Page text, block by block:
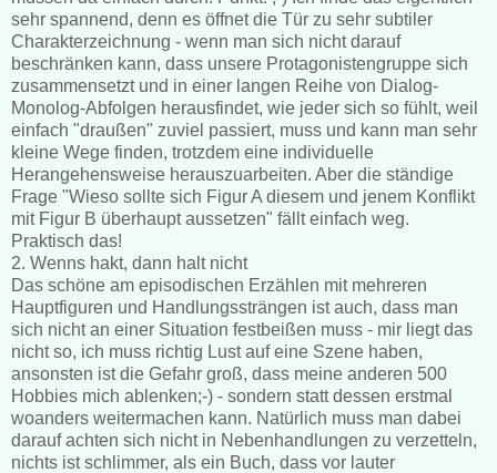
sehr spannend, denn es öffnet die Tür zu sehr subtiler
Charakterzeichnung - wenn man sich nicht darauf
beschränken kann, dass unsere Protagonistengruppe sich
zusammensetzt und in einer langen Reihe von Dialog-
Monolog-Abfolgen herausfindet, wie jeder sich so fühlt, weil
einfach "draußen" zuviel passiert, muss und kann man sehr
kleine Wege finden, trotzdem eine individuelle
Herangehensweise herauszuarbeiten. Aber die ständige
Frage "Wieso sollte sich Figur A diesem und jenem Konflikt
mit Figur B überhaupt aussetzen" fällt einfach weg.
Praktisch das!
2. Wenns hakt, dann halt nicht
Das schöne am episodischen Erzählen mit mehreren
Hauptfiguren und Handlungssträngen ist auch, dass man
sich nicht an einer Situation festbeißen muss - mir liegt das
nicht so, ich muss richtig Lust auf eine Szene haben,
ansonsten ist die Gefahr groß, dass meine anderen 500
Hobbies mich ablenken;-) - sondern statt dessen erstmal
woanders weitermachen kann. Natürlich muss man dabei
darauf achten sich nicht in Nebenhandlungen zu verzetteln,
nichts ist schlimmer, als ein Buch, dass vor lauter